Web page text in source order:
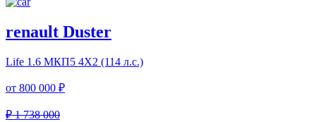
renault Duster
Life 1.6 МКП5 4Х2 (114 л.с.)
от 800 000 ₽
₽ 1 738 000